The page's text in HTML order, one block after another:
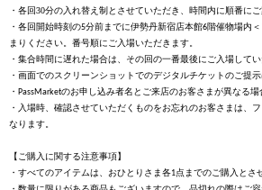
・各回30分の入れ替え制とさせていただき、時間内に順番に
・各回開始時刻の5分前までに伊勢丹新宿店本館6階催物場内
まりください。番号順にご入場いただきます。
・集合時間に遅れた場合は、その回の一番最後にご入場して
・画面でのスクリーンショットでのデジタルチケットのご提
・ PassMarketのお申し込み者名とご来店のお客さまが異なる
・入場時、確認させていただくものをお忘れのお客さまは、
なります。
【 ご購入に関する注意事項】
・すべてのアイテムは、おひとりさま各1点までのご購入とさ